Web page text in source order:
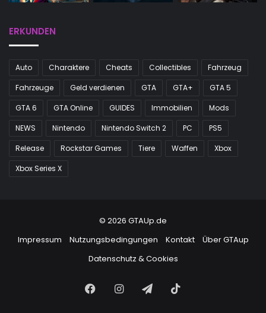
ERKUNDEN
Auto Charaktere Cheats Collectibles
Fahrzeug
Fahrzeuge
Geld verdienen GTA GTA+
GTA 5
GTA 6
GTA Online GUIDES Immobilien
Mods
NEWS
Nintendo Nintendo Switch 2 PC
PS5
Release
Rockstar Games Tiere Waffen
Xbox
Xbox Series X
© 2026 GTAUp.de
Impressum
Nutzungsbedingungen Kontakt
Über GTAup
Datenschutz & Cookies
FacebookInstagram
Telegram